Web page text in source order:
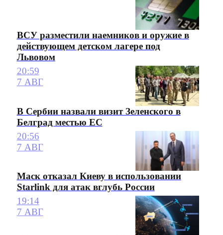
ВСУ разместили наемников и оружие в
действующем детском лагере под
Львовом
20:59
7 АВГ
В Сербии назвали визит Зеленского в
Белград местью ЕС
20:56
7 АВГ
Маск отказал Киеву в использовании
Starlink для атак вглубь России
19:14
7 АВГ